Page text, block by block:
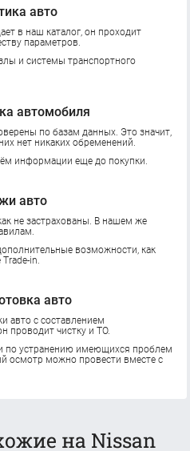
авто
в наш каталог, он проходит
параметров.
и системы транспортного
автомобиля
по базам данных. Это значит,
нет никаких обременений.
информации еще до покупки.
авто
не застрахованы. В нашем же
возможности, как
in.
авто
авто с составлением
проводит чистку и ТО.
по устранению имеющихся проблем
осмотр можно провести вместе с
на Nissan